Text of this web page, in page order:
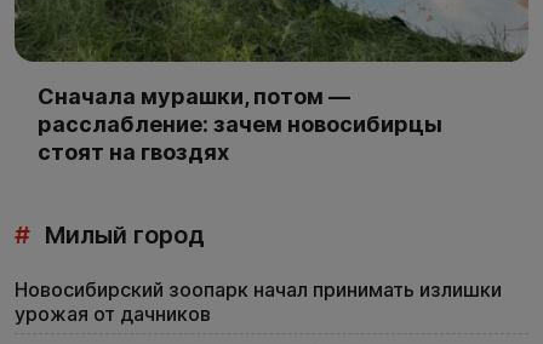
Сначала мурашки, потом —
расслабление: зачем новосибирцы
стоят на гвоздях
# Милый город
Новосибирский зоопарк начал принимать излишки
урожая от дачников